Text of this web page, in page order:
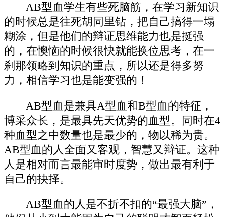
AB型血学生有些死脑筋，在学习新知识
的时候总是往死胡同里钻，把自己搞得一塌
糊涂，但是他们的辩证思维能力也是挺强
的，在懊恼的时候很快就能换位思考，在一
刹那领略到知识的重点，所以还是得多努
力，相信学习也是能变强的！
AB型血是兼具A型血和B型血的特征，
博采众长，是最具先天优势的血型。同时在4
种血型之中数量也是最少的，物以稀为贵。
AB型血的人全面又客观，智慧又辩证。这种
人是相对而言最能审时度势，做出最有利于
自己的抉择。
AB型血的人是不折不扣的“最强大脑”，